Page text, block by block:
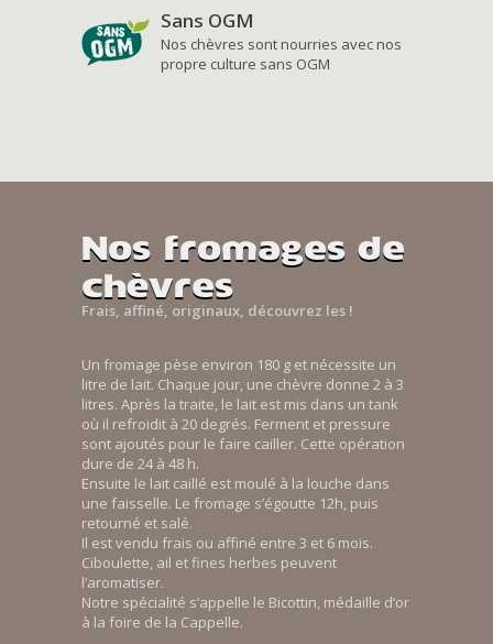
Sans OGM
Nos chèvres sont nourries avec nos
propre culture sans OGM
Nos fromages de
chèvres
Frais, affiné, originaux, découvrez les !
Un fromage pèse environ 180 g et nécessite un
litre de lait. Chaque jour, une chèvre donne 2 à 3
litres. Après la traite, le lait est mis dans un tank
où il refroidit à 20 degrés. Ferment et pressure
sont ajoutés pour le faire cailler. Cette opération
dure de 24 à 48 h.
Ensuite le lait caillé est moulé à la louche dans
une faisselle. Le fromage s’égoutte 12h, puis
retourné et salé.
Il est vendu frais ou affiné entre 3 et 6 mois.
Ciboulette, ail et fines herbes peuvent
l’aromatiser.
Notre spécialité s’appelle le Bicottin, médaille d’or
à la foire de la Cappelle.